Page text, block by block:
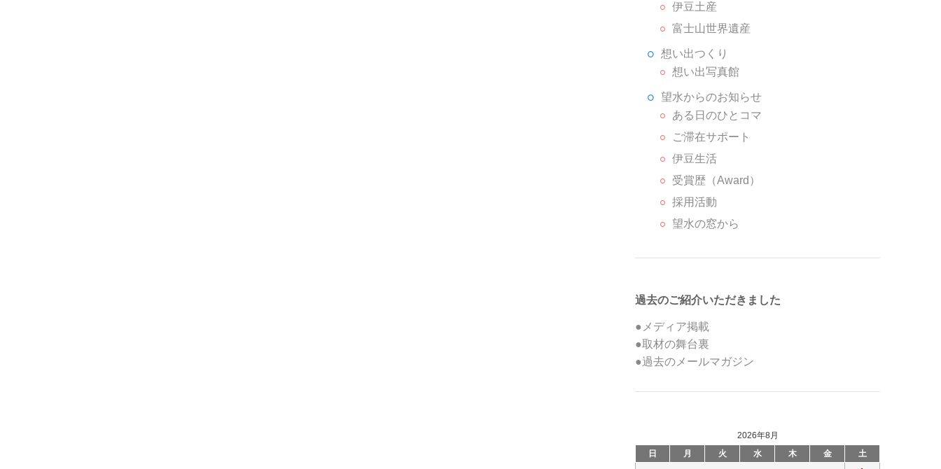
伊豆土産
富士山世界遺産
想い出つくり
想い出写真館
望水からのお知らせ
ある日のひとコマ
ご滞在サポート
伊豆生活
受賞歴（Award）
採用活動
望水の窓から
過去のご紹介いただきました
●メディア掲載
●取材の舞台裏
●過去のメールマガジン
2026年8月
日
月 火 水 木 金 土